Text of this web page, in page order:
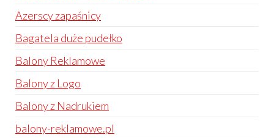
Azerscy zapaśnicy
Bagatela duże pudełko
Balony Reklamowe
Balony z Logo
Balony z Nadrukiem
balony-reklamowe.pl